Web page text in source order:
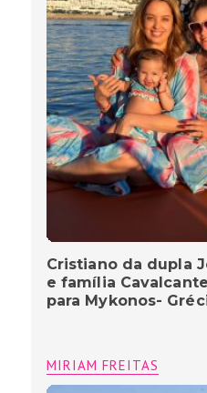
Cristiano da dupla
e família
para Mykonos-
MIRIAM FREITAS